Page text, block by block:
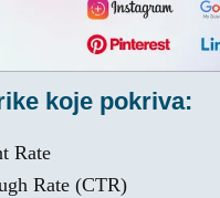
koje pokriva:
Rate
Rate (CTR)